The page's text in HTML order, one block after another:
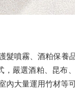
噴霧、酒粕保養品
嚴選酒粕、昆布
內大量運用竹材等